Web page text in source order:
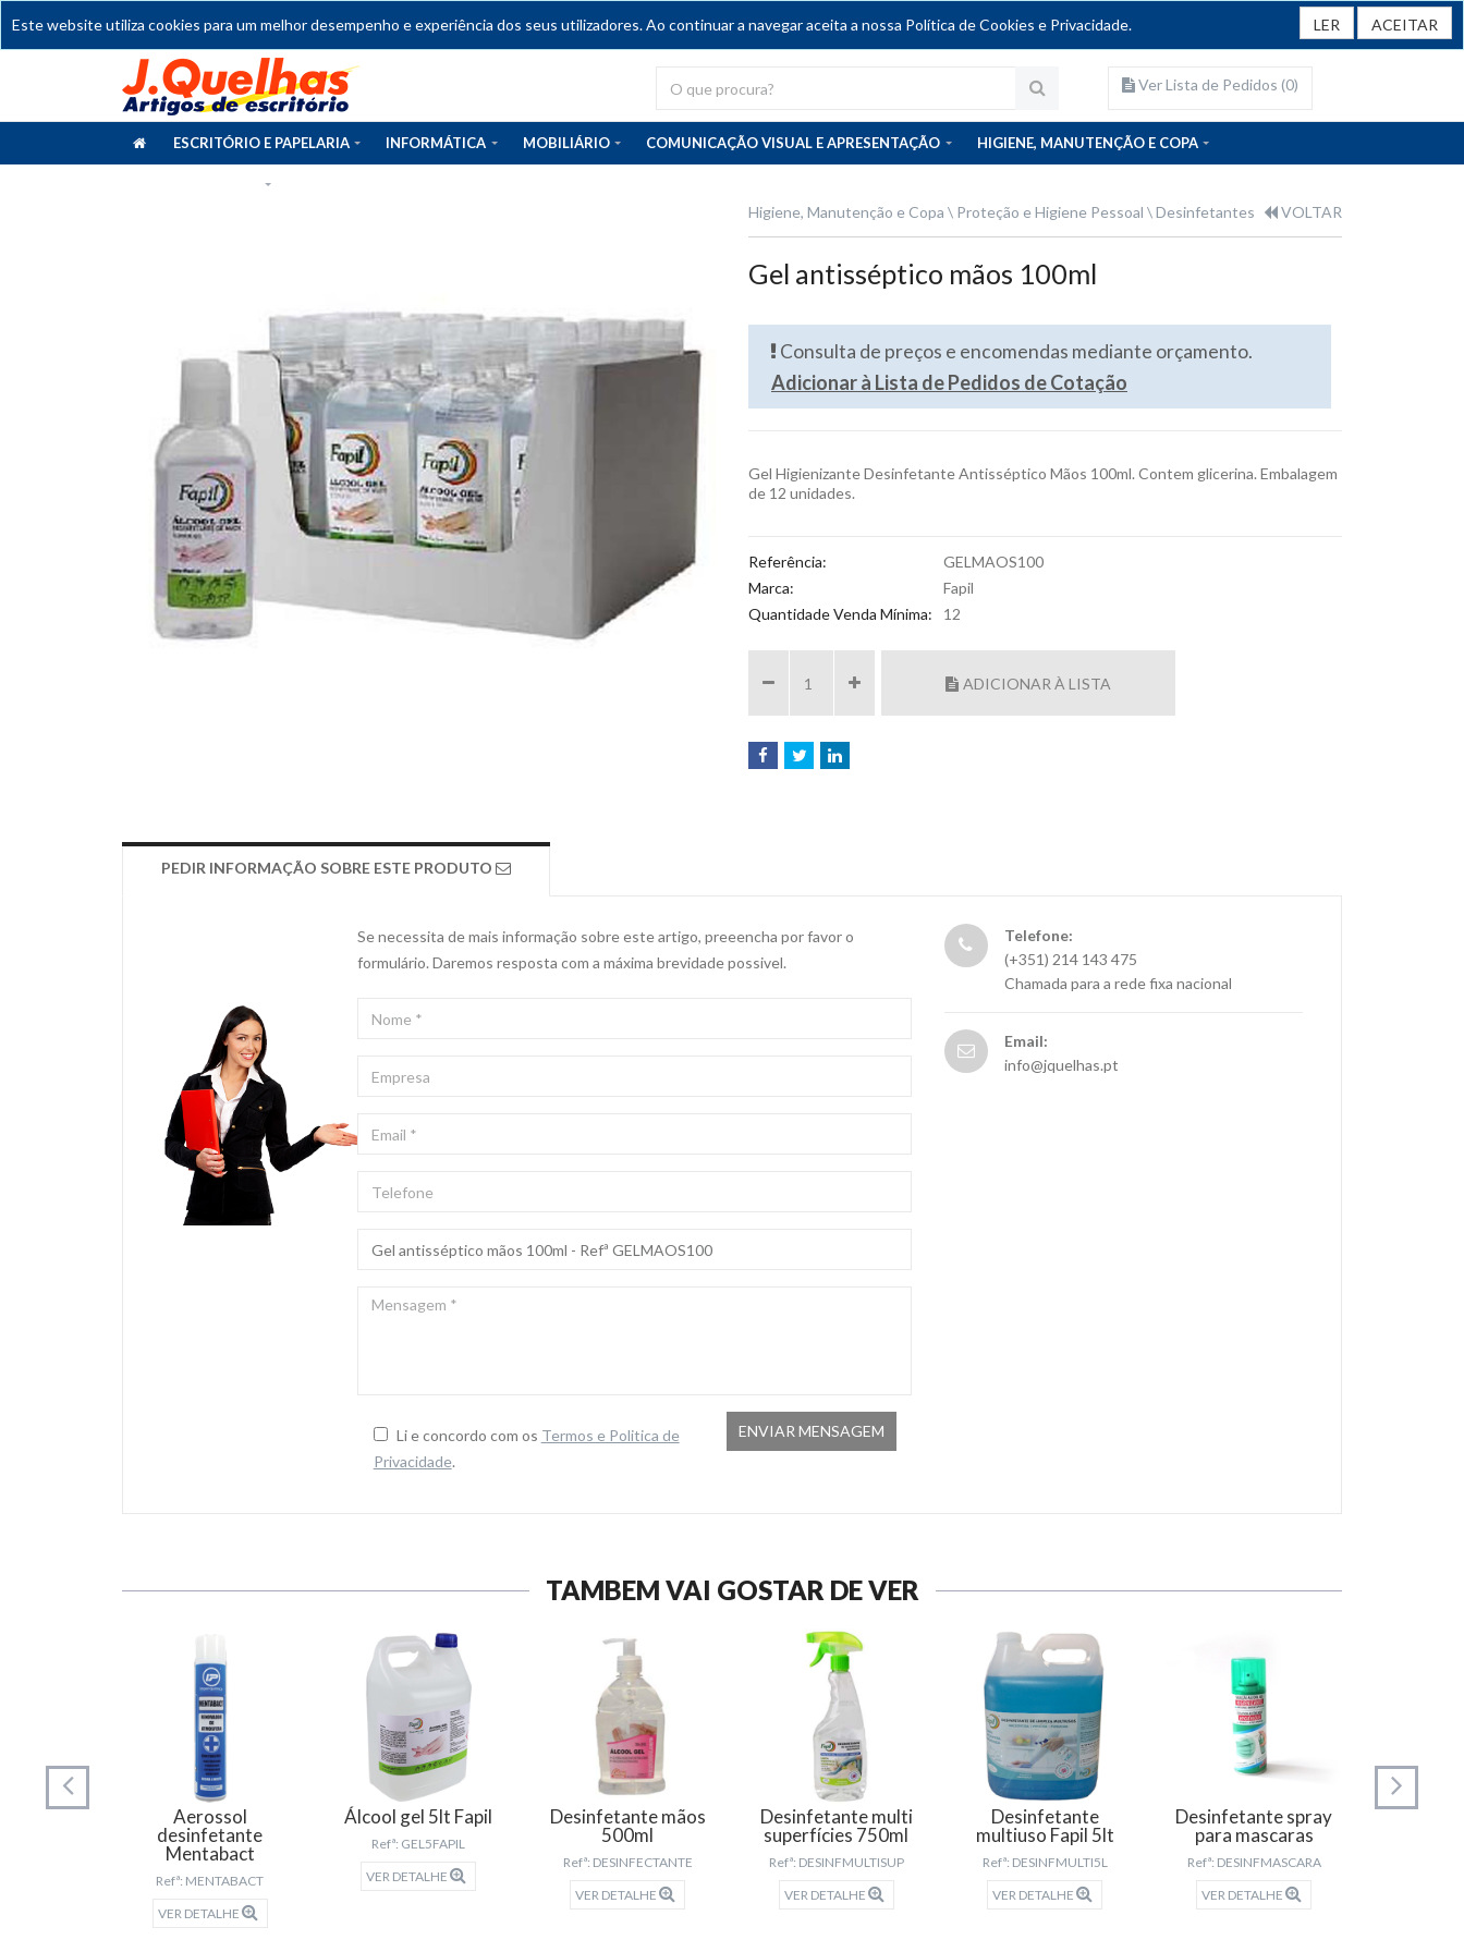
Este website utiliza cookies para um melhor desempenho e experiência dos seus utilizadores. Ao continuar a navegar aceita a nossa Política de Cookies e Privacidade. LER ACEITAR
Ver Lista de Pedidos (0)
ESCRITÓRIO E PAPELARIA INFORMÁTICA MOBILIÁRIO COMUNICAÇÃO VISUAL E APRESENTAÇÃO HIGIENE, MANUTENÇÃO E COPA
Higiene, Manutenção e Copa Proteção e Higiene Pessoal Desinfetantes VOLTAR
Gel antisséptico mãos 100ml
Consulta de preços e encomendas mediante orçamento.
Adicionar à Lista de Pedidos de Cotação
Gel Higienizante Desinfetante Antisséptico Mãos 100ml. Contem glicerina. Embalagem
de 12 unidades.
Referência:
GELMAOS100
Marca:
Fapil
Quantidade Venda Mínima:
12
ADICIONAR À LISTA
PEDIR INFORMAÇÃO SOBRE ESTE PRODUTO
Se necessita de mais informação sobre este artigo, preeencha por favor o
formulário. Daremos resposta com a máxima brevidade possivel.
*
Li e concordo com os Termos e Politica de
Privacidade.
Telefone:
(+351) 214 143 475
Chamada para a rede fixa nacional
Email:
info@jquelhas.pt
TAMBÉM VAI GOSTAR DE VER
Aerossol
desinfetante
Mentabact
Refª: MENTABACT
VER DETALHE
Álcool gel 5lt Fapil
Refª: GEL5FAPIL
VER DETALHE
Desinfetante mãos
500ml
Refª: DESINFECTANTE
VER DETALHE
Desinfetante multi
superfícies 750ml
Refª: DESINFMULTISUP
VER DETALHE
Desinfetante
multiuso Fapil 5lt
Refª: DESINFMULTI5L
VER DETALHE
Desinfetante spray
para mascaras
Refª: DESINFMASCARA
VER DETALHE
Gel